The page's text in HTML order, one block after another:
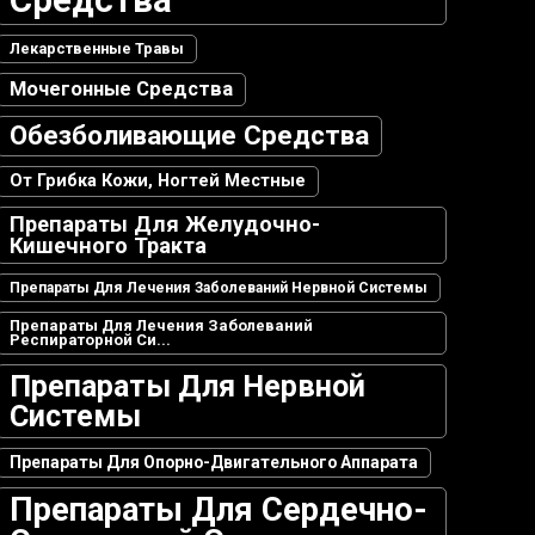
Лекарственные Травы
Мочегонные Средства
Обезболивающие Средства
От Грибка Кожи, Ногтей Местные
Препараты Для Желудочно-
Кишечного Тракта
Препараты Для Лечения Заболеваний Нервной Системы
Препараты Для Лечения Заболеваний
Респираторной Си...
Препараты Для Нервной
Системы
Препараты Для Опорно-Двигательного Аппарата
Препараты Для Сердечно-